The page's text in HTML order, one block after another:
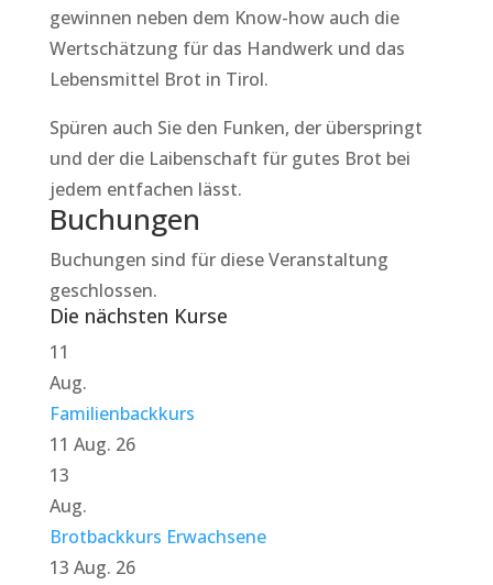
gewinnen neben dem Know-how auch die
Wertschätzung für das Handwerk und das
Lebensmittel Brot in Tirol.
Spüren auch Sie den Funken, der überspringt
und der die Laibenschaft für gutes Brot bei
jedem entfachen lässt.
Buchungen
Buchungen sind für diese Veranstaltung
geschlossen.
Die nächsten Kurse
11
Aug.
Familienbackkurs
11 Aug. 26
13
Aug.
Brotbackkurs Erwachsene
13 Aug. 26